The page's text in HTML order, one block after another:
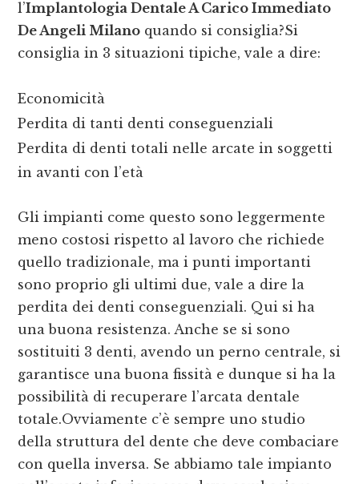
l’Implantologia Dentale A Carico Immediato
De Angeli Milano quando si consiglia?Si
consiglia in 3 situazioni tipiche, vale a dire:
Economicità
Perdita di tanti denti conseguenziali
Perdita di denti totali nelle arcate in soggetti
in avanti con l’età
Gli impianti come questo sono leggermente
meno costosi rispetto al lavoro che richiede
quello tradizionale, ma i punti importanti
sono proprio gli ultimi due, vale a dire la
perdita dei denti conseguenziali. Qui si ha
una buona resistenza. Anche se si sono
sostituiti 3 denti, avendo un perno centrale, si
garantisce una buona fissità e dunque si ha la
possibilità di recuperare l’arcata dentale
totale.Ovviamente c’è sempre uno studio
della struttura del dente che deve combaciare
con quella inversa. Se abbiamo tale impianto